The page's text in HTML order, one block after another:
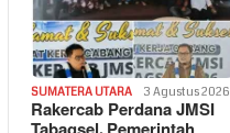
SUMATERA UTARA 3 Agustus 2026
Rakercab Perdana JMSI